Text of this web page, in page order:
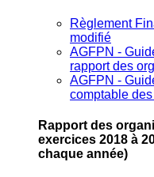
Règlement
modifié
AGFPN ‐
rapport des
AGFPN ‐
comptable
Rapport des
exercices 2018 à
chaque année)